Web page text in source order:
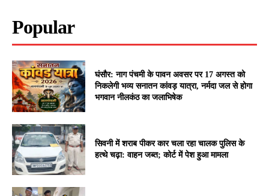
Popular
घंसौर: नाग पंचमी के पावन अवसर पर 17 अगस्त को
निकलेगी भव्य सनातन कांवड़ यात्रा, नर्मदा जल से होगा
भगवान नीलकंठ का जलाभिषेक
सिवनी में शराब पीकर कार चला रहा चालक पुलिस के
हत्थे चढ़ा: वाहन जब्त; कोर्ट में पेश हुआ मामला